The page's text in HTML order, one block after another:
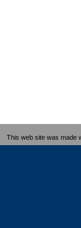
This web site was made